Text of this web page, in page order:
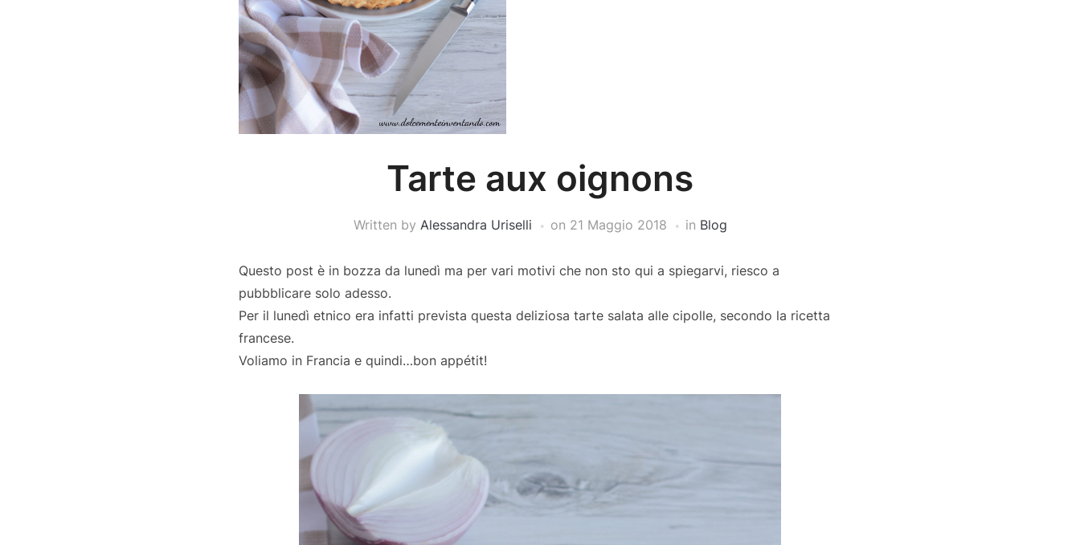
Tarte aux oignons
Written by Alessandra Uriselli on 21 Maggio 2018 in Blog
Questo post è in bozza da lunedì ma per vari motivi che non sto qui a spiegarvi, riesco a
pubbblicare solo adesso.
Per il lunedì etnico era infatti prevista questa deliziosa tarte salata alle cipolle, secondo la ricetta
francese.
Voliamo in Francia e quindi…bon appétit!